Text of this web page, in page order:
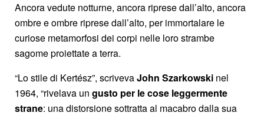
Ancora vedute notturne, ancora riprese dall’alto, ancora
ombre e ombre riprese dall’alto, per immortalare le
curiose metamorfosi dei corpi nelle loro strambe
sagome proiettate a terra.
“Lo stile di Kertész”, scrivevaJohn Szarkowski nel
1964, “rivelava un gusto per le cose leggermente
strane: una distorsione sottratta al macabro dalla sua